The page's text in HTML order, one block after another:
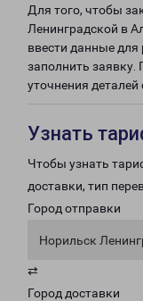
Для того, чтобы
Ленинградской в
ввести данные для
заполнить заявку.
уточнения
Узнать
Чтобы узнать
доставки, тип
Город отправки
Норильск
⇄
Город доставки